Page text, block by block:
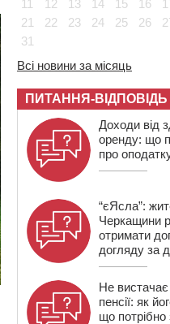
11
12 13 14 15 16
21
22 23 24 25 26
31
Всі новини за місяць
ПИТАННЯ-ВІДПОВІДЬ
Доходи від
оренду: що
про
“єЯсла”:
Черкащини
отримати
догляду за
Не
пенсії: як
що потрібно